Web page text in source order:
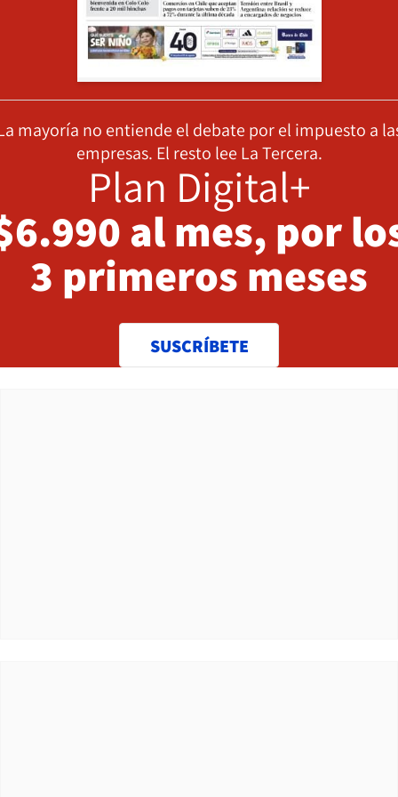
mayoría no entiende el debate por el impuesto a
empresas. El resto lee La Tercera.
Plan Digital+
al mes, por
3 primeros meses
SUSCRÍBETE